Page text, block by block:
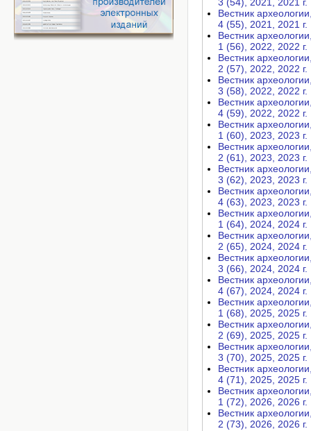
3 (54), 2021, 2021 г.
Вестник
4 (55), 2021, 2021 г.
Вестник
1 (56), 2022, 2022 г.
Вестник
2 (57), 2022, 2022 г.
Вестник
3 (58), 2022, 2022 г.
Вестник
4 (59), 2022, 2022 г.
Вестник
1 (60), 2023, 2023 г.
Вестник
2 (61), 2023, 2023 г.
Вестник
3 (62), 2023, 2023 г.
Вестник
4 (63), 2023, 2023 г.
Вестник
1 (64), 2024, 2024 г.
Вестник
2 (65), 2024, 2024 г.
Вестник
3 (66), 2024, 2024 г.
Вестник
4 (67), 2024, 2024 г.
Вестник
1 (68), 2025, 2025 г.
Вестник
2 (69), 2025, 2025 г.
Вестник
3 (70), 2025, 2025 г.
Вестник
4 (71), 2025, 2025 г.
Вестник
1 (72), 2026, 2026 г.
Вестник
2 (73), 2026, 2026 г.